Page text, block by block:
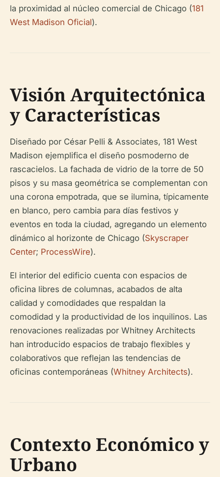
la proximidad al núcleo comercial de Chicago (181
West Madison Oficial).
Visión Arquitectónica
y Características
Diseñado por César Pelli & Associates, 181 West
Madison ejemplifica el diseño posmoderno de
rascacielos. La fachada de vidrio de la torre de 50
pisos y su masa geométrica se complementan con
una corona empotrada, que se ilumina, típicamente
en blanco, pero cambia para días festivos y
eventos en toda la ciudad, agregando un elemento
dinámico al horizonte de Chicago (Skyscraper
Center; ProcessWire).
El interior del edificio cuenta con espacios de
oficina libres de columnas, acabados de alta
calidad y comodidades que respaldan la
comodidad y la productividad de los inquilinos. Las
renovaciones realizadas por Whitney Architects
han introducido espacios de trabajo flexibles y
colaborativos que reflejan las tendencias de
oficinas contemporáneas (Whitney Architects).
Contexto Económico y
Urbano